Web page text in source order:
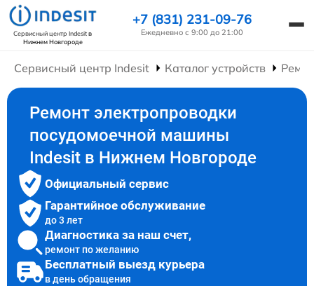
Сервисный центр Indesitв
Нижнем Новгороде
+7 (831) 231-09-76
Ежедневно с 9:00 до 21:00
Сервисный центр Indesit Каталог устройств
Ремонт электропроводки
посудомоечной машины
Indesit в Нижнем Новгороде
Официальный сервис
Гарантийное обслуживание
до 3 лет
Диагностика за наш счет,
ремонт по желанию
Бесплатный выезд курьера
в день обращения